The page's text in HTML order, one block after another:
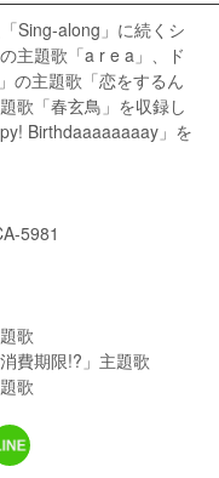
Sing-along」に続くシ
主題歌「a r e a」、ド
の主題歌「恋をするん
歌「春玄鳥」を収録し
Birthdaaaaaaaay」を
5981
歌
費期限!?」主題歌
歌